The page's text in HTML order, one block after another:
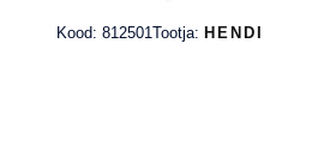
Kood: 812501Tootja: HENDI